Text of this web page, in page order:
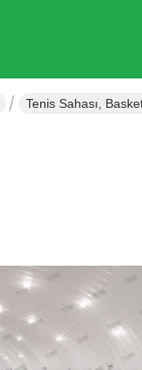
Tenis Sahası,